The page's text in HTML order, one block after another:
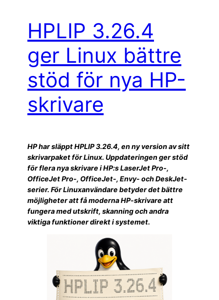
HPLIP 3.26.4
ger Linux bättre
stöd för nya HP-
skrivare
HP har släppt HPLIP 3.26.4, en ny version av sitt
skrivarpaket för Linux. Uppdateringen ger stöd
för flera nya skrivare i HP:s LaserJet Pro-,
OfficeJet Pro-, OfficeJet-, Envy- och DeskJet-
serier. För Linuxanvändare betyder det bättre
möjligheter att få moderna HP-skrivare att
fungera med utskrift, skanning och andra
viktiga funktioner direkt i systemet.